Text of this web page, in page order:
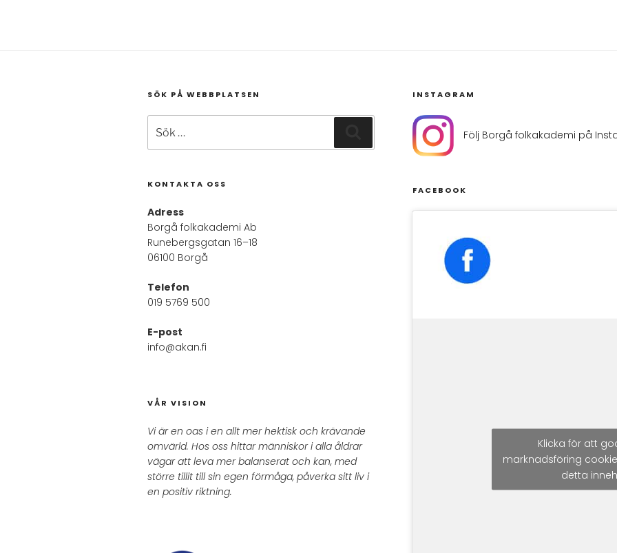
SÖK PÅ WEBBPLATSEN
efter:
KONTAKTA OSS
Adress
Borgå folkakademi Ab
Runebergsgatan 16–18
06100 Borgå
Telefon
019 5769 500
E-post
info@akan.fi
VÅR VISION
Vi är en oas i en allt mer hektisk och krävande
omvärld. Hos oss hittar människor i alla åldrar
vägar att leva mer balanserat och kan, med
större tillit till sin egen förmåga, påverka sitt liv i
en positiv riktning.
INSTAGRAM
Följ Borgå folkakademi på
FACEBOOK
Klicka för att
marknadsföring
detta